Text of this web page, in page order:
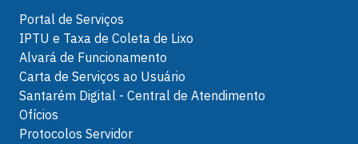
Portal de Serviços
IPTU e Taxa de Coleta de Lixo
Alvará de Funcionamento
Carta de Serviços ao Usuário
Santarém Digital - Central de Atendimento
Ofícios
Protocolos Servidor